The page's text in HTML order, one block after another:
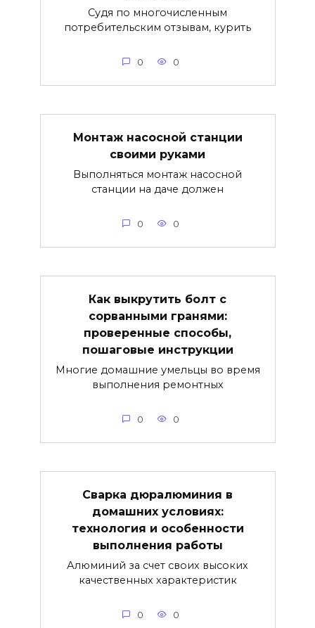
Судя по многочисленным
потребительским отзывам, курить
0 0
Монтаж насосной станции
своими руками
Выполняться монтаж насосной
станции на даче должен
0 0
Как выкрутить болт с
сорванными гранями:
проверенные способы,
пошаговые инструкции
Многие домашние умельцы во время
выполнения ремонтных
0 0
Сварка дюралюминия в
домашних условиях:
технология и особенности
выполнения работы
Алюминий за счет своих высоких
качественных характеристик
0 0